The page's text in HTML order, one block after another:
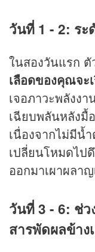
วันที่ 1 - 2: ระ
ในสองวันแรก ตั
เลือดของคุณจะ
เจอภาวะพลังง
เฉียบพลันหลังมื้
เนื่องจากไม่มีน้
เปลี่ยนโหมดไป
ออกมาเผาผลา
วันที่ 3 - 6: ช่
สารพัดผลข้าง